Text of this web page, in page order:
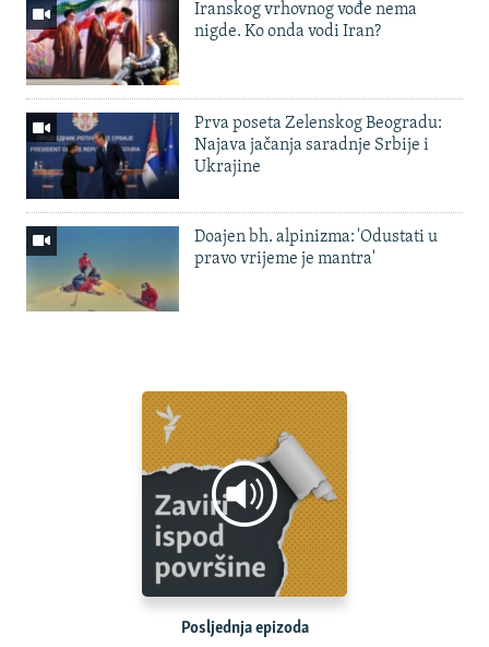
Iranskog vrhovnog vođe nema
nigde. Ko onda vodi Iran?
Prva poseta Zelenskog Beogradu:
Najava jačanja saradnje Srbije i
Ukrajine
Doajen bh. alpinizma: 'Odustati u
pravo vrijeme je mantra'
Posljednja epizoda